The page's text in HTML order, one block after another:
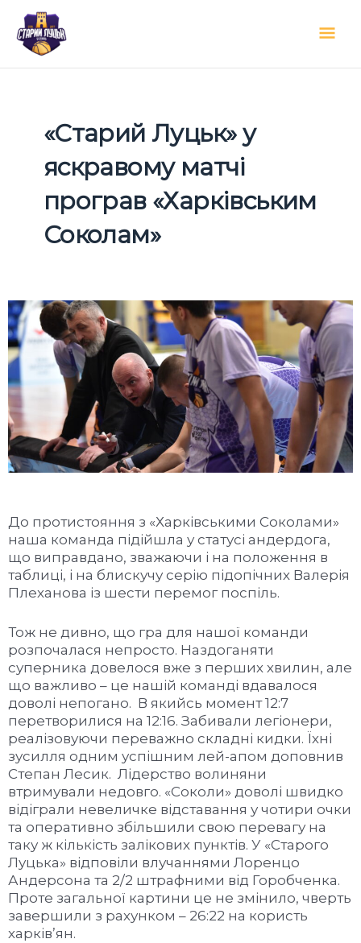
вмісту
«Старий Луцьк» у
яскравому матчі
програв «Харківським
Соколам»
До протистояння з «Харківськими Соколами»
наша команда підійшла у статусі андердога,
що виправдано, зважаючи і на положення в
таблиці, і на блискучу серію підопічних Валерія
Плеханова із шести перемог поспіль.
Тож не дивно, що гра для нашої команди
розпочалася непросто. Наздоганяти
суперника довелося вже з перших хвилин, але
що важливо – це нашій команді вдавалося
доволі непогано. В якийсь момент 12:7
перетворилися на 12:16. Забивали легіонери,
реалізовуючи переважно складні кидки. Їхні
зусилля одним успішним лей-апом доповнив
Степан Лесик. Лідерство волиняни
втримували недовго. «Соколи» доволі швидко
відіграли невеличке відставання у чотири очки
та оперативно збільшили свою перевагу на
таку ж кількість залікових пунктів. У «Старого
Луцька» відповіли влучаннями Лоренцо
Андерсона та 2/2 штрафними від Горобченка.
Проте загальної картини це не змінило, чверть
завершили з рахунком – 26:22 на користь
харків’ян.